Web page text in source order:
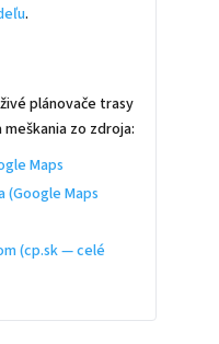
.
plánovače trasy
zo zdroja:
Maps
(Google Maps
(cp.sk — celé